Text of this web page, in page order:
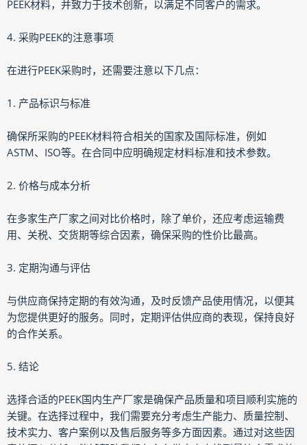
PEEK材料，并致力于技术创新，以满足不同客户的需求。
4. 采购PEEK的注意事项
在进行PEEK采购时，还需要注意以下几点：
1. 产品标识与标准
确保所采购的PEEK材料符合相关的国家及国际标准，例如
ASTM、ISO等。在合同中应明确规定材料标准和技术参数。
2. 价格与成本分析
在多家生产厂家之间对比价格时，除了单价，还应考虑运输费
用、关税、交货期等综合因素，确保采购的性价比最高。
3. 定期沟通与评估
与供应商保持定期的有效沟通，及时反馈产品使用情况，以便其
为您提供更好的服务。同时，定期评估供应商的表现，保持良好
的合作关系。
5. 结论
选择合适的PEEK国内生产厂家是确保产品质量和项目顺利实施的
关键。在选择过程中，我们需要充分考虑生产能力、质量控制、
技术实力、客户案例以及售后服务等多方面因素。通过对这些因